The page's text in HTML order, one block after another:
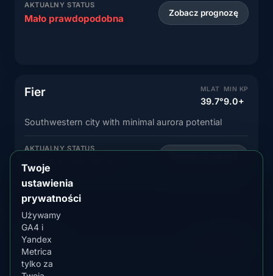
AKTUALNY STATUS
Mało prawdopodobna Zobacz prognozę
Fier MLAT
39.7°
MIN KP
9.0+
Southwestern city with minimal aurora potential
AKTUALNY STATUS
Mało prawdopodobna
Berat
Historic city with minimal aurora visibility
Twoje
ustawienia
prywatności
Używamy
GA4 i
Yandex
Metrica
tylko za